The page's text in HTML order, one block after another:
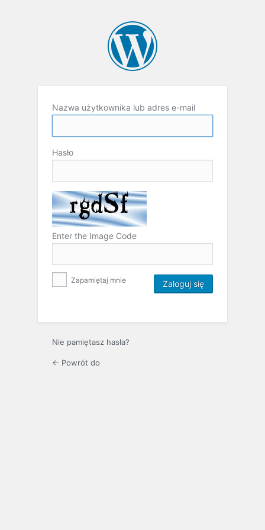
Nazwa użytkownika lub adres e-mail
Hasło
Enter the Image Code
Zapamiętaj mnie
Nie pamiętasz hasła?
← Powrót do